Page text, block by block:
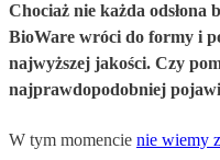
Chociaż nie każda odsłona
BioWare wróci do formy i
najwyższej jakości. Czy
najprawdopodobniej
W tym momencie nie wiemy